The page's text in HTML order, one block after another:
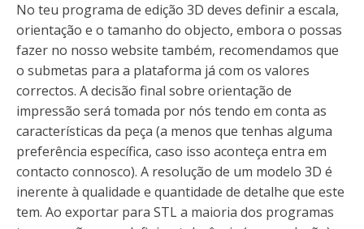
No teu programa de edição 3D deves definir a escala,
orientação e o tamanho do objecto, embora o possas
fazer no nosso website também, recomendamos que
o submetas para a plataforma já com os valores
correctos. A decisão final sobre orientação de
impressão será tomada por nós tendo em conta as
características da peça (a menos que tenhas alguma
preferência específica, caso isso aconteça entra em
contacto connosco). A resolução de um modelo 3D é
inerente à qualidade e quantidade de detalhe que este
tem. Ao exportar para STL a maioria dos programas